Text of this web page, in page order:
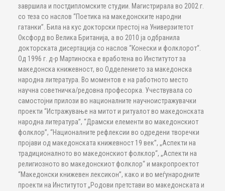
завршила и постдипломските студии. Магистрирала во 2002 г.
со теза со наслов “Поетика на македонските народни
гатанки”. Била на кус докторски престој на Универзитетот
Оксфорд во Велика Британија, а во 2010 jа одбранила
докторската дисертација со наслов “Конески и фолклорот“.
Од 1996 г. д-р Мартиноска е вработена во Институтот за
македонска книжевност, во Одделението за македонска
народна литература. Во моментов е на работното место
научна советничка/редовна професорка. Учествувала со
самостојни прилози во националните научноистражувачки
проекти “Истражување на митот и ритуалот во македонската
народна литература”, “Драмски елементи во македонскиот
фолклор”, “Националните рефлексии во одредени творечки
пројави од македонската книжевност 19 век”, „Аспекти на
традиционалното во македонскиот фолклор“, „Аспекти на
религиозното во македонскиот фолклор“ и макропроектот
“Македонски книжевен лексикон”, како и во меѓународните
проекти на Институтот „Родови претстави во македонската и